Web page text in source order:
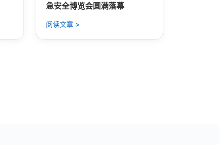
急安全博览会圆满落幕
阅读文章 >